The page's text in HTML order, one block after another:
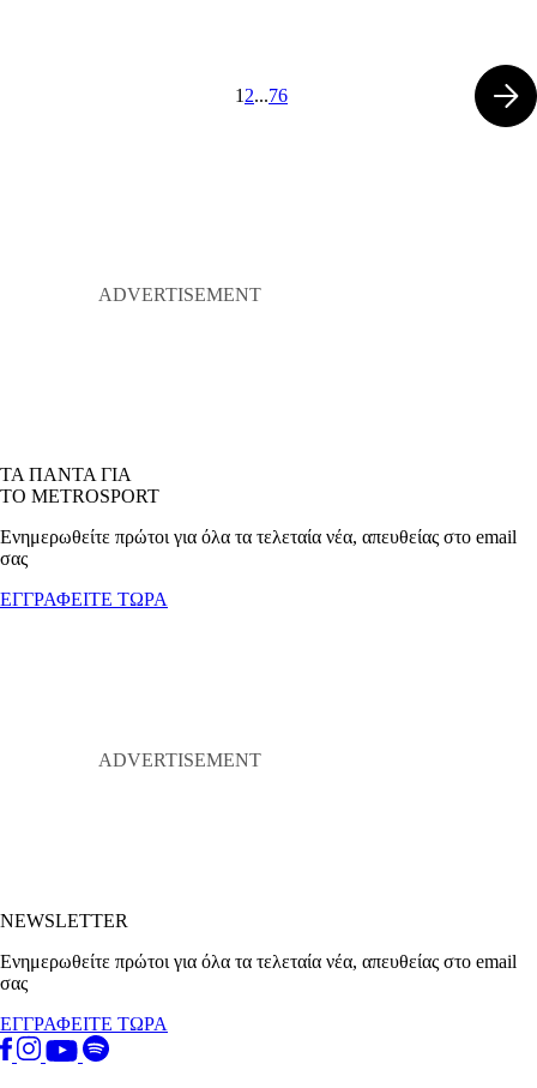
1 2...76
ΤΑ ΠΑΝΤΑ ΓΙΑ
ΤΟ METROSPORT
Ενημερωθείτε πρώτοι για όλα τα τελεταία νέα, απευθείας στο email
σας
ΕΓΓΡΑΦΕΙΤΕ ΤΩΡΑ
NEWSLETTER
Ενημερωθείτε πρώτοι για όλα τα τελεταία νέα, απευθείας στο email
σας
ΕΓΓΡΑΦΕΙΤΕ ΤΩΡΑ